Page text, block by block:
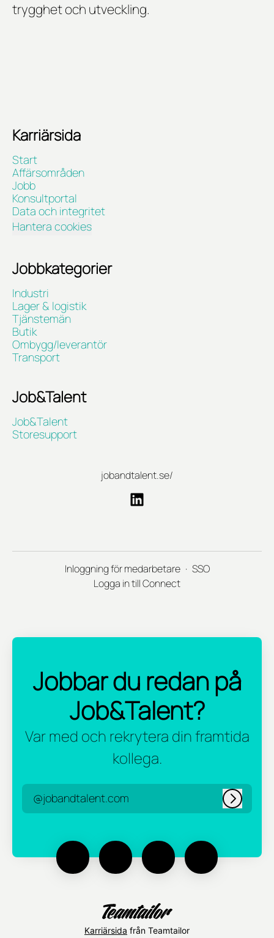
trygghet och utveckling.
Karriärsida
Start
Affärsområden
Jobb
Konsultportal
Data och integritet
Hantera cookies
Jobbkategorier
Industri
Lager & logistik
Tjänstemän
Butik
Ombygg/leverantör
Transport
Job&Talent
Job&Talent
Storesupport
jobandtalent.se/
Inloggning för medarbetare · SSO
Logga in till Connect
Jobbar du redan på
Job&Talent?
Var med och rekrytera din framtida
kollega.
@jobandtalent.com Logga in
Karriärsida från Teamtailor